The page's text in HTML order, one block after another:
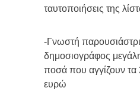
ταυτοποιήσεις της
-Γνωστή
δημοσιογράφος
ποσά που αγγίζουν τα
ευρώ